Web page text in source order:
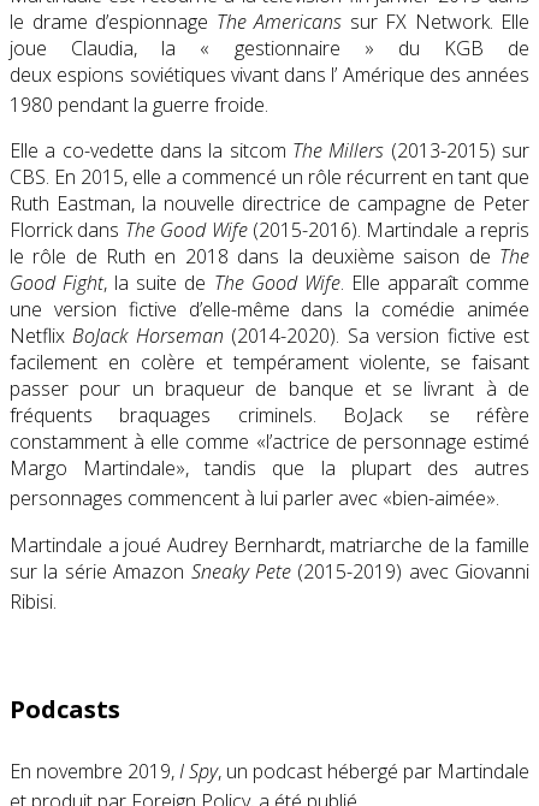
le drame d’espionnage The Americans sur FX Network. Elle
joue Claudia, la « gestionnaire » du KGB de
deux espions soviétiques vivant dans l’ Amérique des années
1980 pendant la guerre froide.
Elle a co-vedette dans la sitcom The Millers (2013-2015) sur
CBS. En 2015, elle a commencé un rôle récurrent en tant que
Ruth Eastman, la nouvelle directrice de campagne de Peter
Florrick dans The Good Wife(2015-2016). Martindale a repris
le rôle de Ruth en 2018 dans la deuxième saison de The
Good Fight, la suite de The Good Wife. Elle apparaît comme
une version fictive d’elle-même dans la comédie animée
NetflixBoJack Horseman (2014-2020). Sa version fictive est
facilement en colère et tempérament violente, se faisant
passer pour un braqueur de banque et se livrant à de
fréquents braquages ​​criminels. BoJack se réfère
constamment à elle comme «l’actrice de personnage estimé
Margo Martindale», tandis que la plupart des autres
personnages commencent à lui parler avec «bien-aimée».
Martindale a joué Audrey Bernhardt, matriarche de la famille
sur la série Amazon Sneaky Pete(2015-2019) avec Giovanni
Ribisi.
Podcasts
En novembre 2019,I Spy, un podcast hébergé par Martindale